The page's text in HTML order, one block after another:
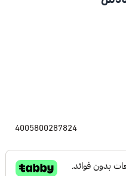
4005800287824